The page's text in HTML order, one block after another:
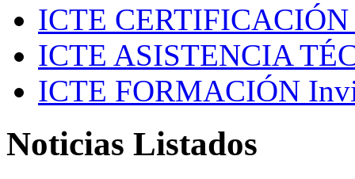
ICTE CERTIFICACIÓN
ICTE ASISTENCIA
ICTE FORMACIÓN
Noticias Listados